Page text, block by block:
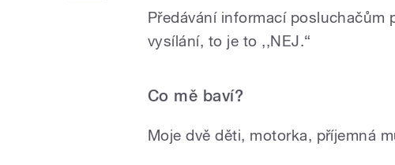
Předávání informací posluchačům
vysílání, to je to ,,NEJ.“
Co mě baví?
Moje dvě děti, motorka, příjemná